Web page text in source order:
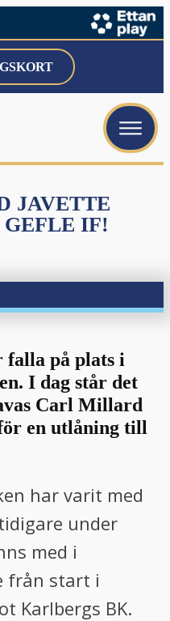
JAVETTE
IF!
falla på plats i
I dag står det
Carl Millard
en utlåning till
har varit med
under
med i
från start i
Karlbergs BK.